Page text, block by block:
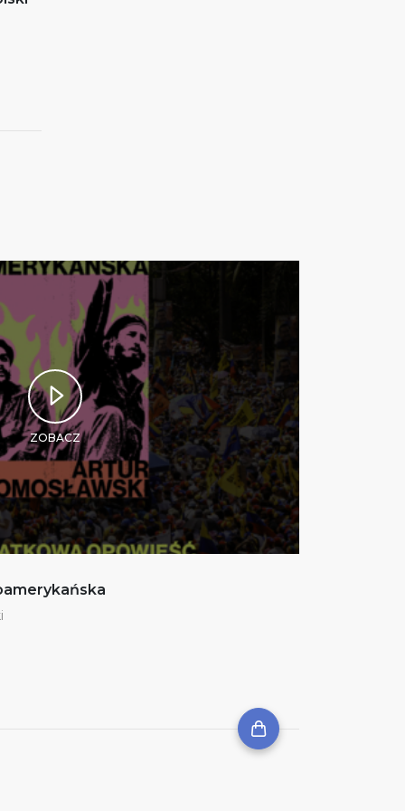
ZOBACZ